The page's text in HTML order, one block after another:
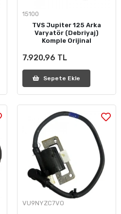
15100
TVS Jupiter 125 Arka
Varyatör (Debriyaj)
Komple Orijinal
7.920,96 TL
Sepete Ekle
VU9NYZC7VO